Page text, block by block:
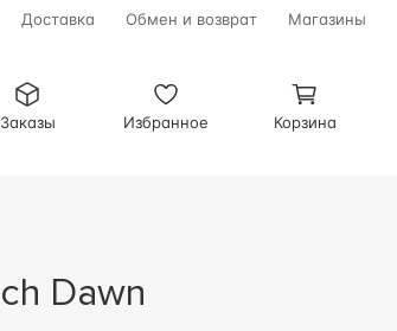
Доставка Обмен и возврат Магазины
Заказы Избранное Корзина